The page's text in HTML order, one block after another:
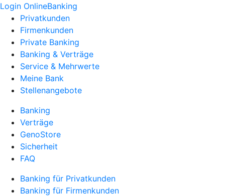
Login OnlineBanking
Privatkunden
Firmenkunden
Private Banking
Banking & Verträge
Service & Mehrwerte
Meine Bank
Stellenangebote
Banking
Verträge
GenoStore
Sicherheit
FAQ
Banking für Privatkunden
Banking für Firmenkunden